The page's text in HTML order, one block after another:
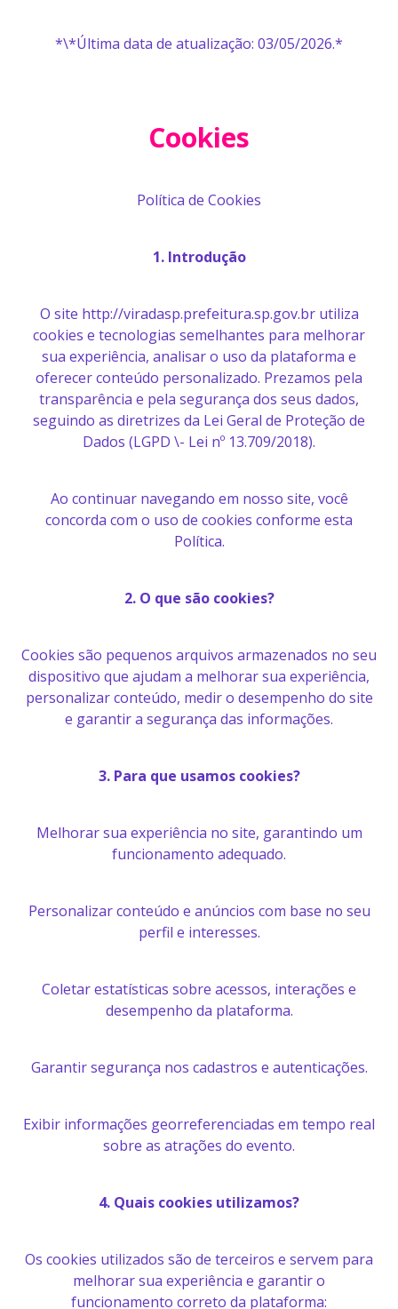
*\*Última data de atualização: 03/05/2026.*
Cookies
Política de Cookies
1. Introdução
O site http://viradasp.prefeitura.sp.gov.br utiliza
cookies e tecnologias semelhantes para melhorar
sua experiência, analisar o uso da plataforma e
oferecer conteúdo personalizado. Prezamos pela
transparência e pela segurança dos seus dados,
seguindo as diretrizes da Lei Geral de Proteção de
Dados (LGPD \- Lei nº 13.709/2018).
Ao continuar navegando em nosso site, você
concorda com o uso de cookies conforme esta
Política.
2. O que são cookies?
Cookies são pequenos arquivos armazenados no seu
dispositivo que ajudam a melhorar sua experiência,
personalizar conteúdo, medir o desempenho do site
e garantir a segurança das informações.
3. Para que usamos cookies?
Melhorar sua experiência no site, garantindo um
funcionamento adequado.
Personalizar conteúdo e anúncios com base no seu
perfil e interesses.
Coletar estatísticas sobre acessos, interações e
desempenho da plataforma.
Garantir segurança nos cadastros e autenticações.
Exibir informações georreferenciadas em tempo real
sobre as atrações do evento.
4. Quais cookies utilizamos?
Os cookies utilizados são de terceiros e servem para
melhorar sua experiência e garantir o
funcionamento correto da plataforma: